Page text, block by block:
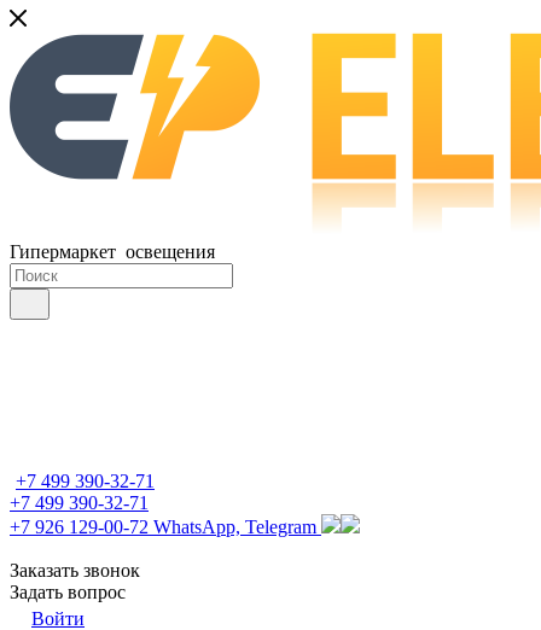
Гипермаркет освещения
+7 499 390-32-71
+7 499 390-32-71
+7 926 129-00-72 WhatsApp, Telegram
Заказать звонок
Задать вопрос
Войти